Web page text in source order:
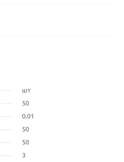
шт
50
0.01
50
50
3